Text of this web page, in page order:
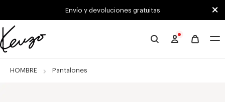
Skip to main content
Skip to footer contentEnvío y devoluciones gratuitas
Página
HOMBRE Pantalones